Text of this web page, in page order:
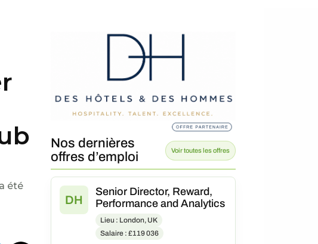
été
Nos dernières
offres d’emploi
Voir toutes les offres
DH
Senior Director, Reward,
Performance and Analytics
Lieu : London, UK
Salaire : £119 036